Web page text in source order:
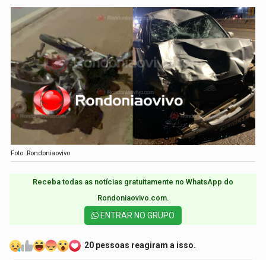
Foto: Rondoniaovivo
Receba todas as notícias gratuitamente no WhatsApp do
Rondoniaovivo.com.​
ENTRAR NO GRUPO
20 pessoas reagiram a isso.